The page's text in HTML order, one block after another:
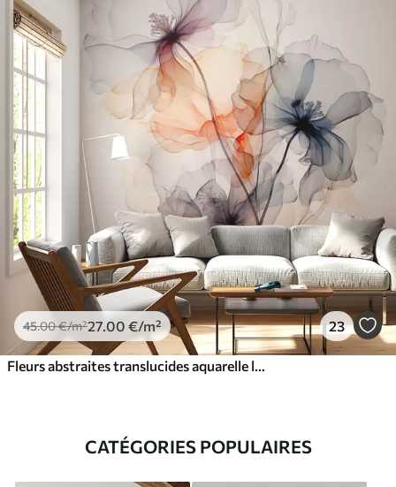
45.00€/m²27 .00 €/m² 23
CATÉGORIES POPULAIRES